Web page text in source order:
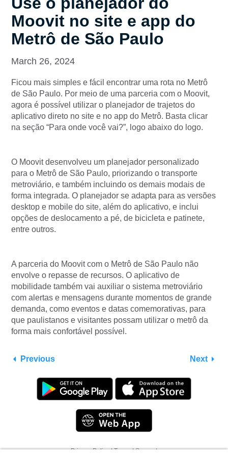
Moovit no site e app do
Metrô de São Paulo
March 26, 2024
Ficou mais simples e fácil encontrar uma rota no Metrô
de São Paulo. Por meio de uma parceria com o Moovit,
agora é possível utilizar o planejador de trajetos do
aplicativo direto no site e no app do Metrô. Basta clicar
na seção “Para onde você vai?”, logo abaixo do logo.
O Moovit desenvolveu um planejador personalizado
para o Metrô de São Paulo, priorizando o transporte
metroviário, e também incluindo os demais modais de
forma integrada. O planejador se adapta para as versões
desktop e mobile do site, além do aplicativo, e inclui
opções de deslocamento a pé, de bicicleta e patinete,
entre outros.
A parceria do Moovit com o Metrô de São Paulo não
envolve o repasse de recursos. O aplicativo de
mobilidade também vai auxiliar o sistema metroviário
com alertas e mensagens durante momentos de grande
demanda, como eventos e datas comemorativas, para
que paulistanos e visitantes possam utilizar o metrô da
forma mais confortável possível.
Previous Next
Privacy Policy|Terms|Support
Ao clicar em “Aceitar todos os cookies”, você